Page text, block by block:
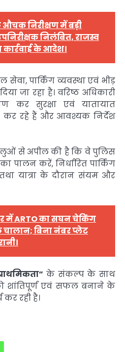
औचक निरीक्षण में बड़ी
निलंबित, राजस्व
कार्रवाई के आदेश।
सेवा, पार्किंग व्यवस्था एवं भीड़
जा रहा है। वरिष्ठ अधिकारी
कर सुरक्षा एवं यातायात
कर रहे हैं और आवश्यक निर्देश
से अपील की है कि वे पुलिस
का पालन करें, निर्धारित पार्किंग
यात्रा के दौरान संयम और
में ARTO का सघन चेकिंग
चालान; बिना नंबर प्लेट
के संकल्प के साथ
शांतिपूर्ण एवं सफल बनाने के
कर रही है।